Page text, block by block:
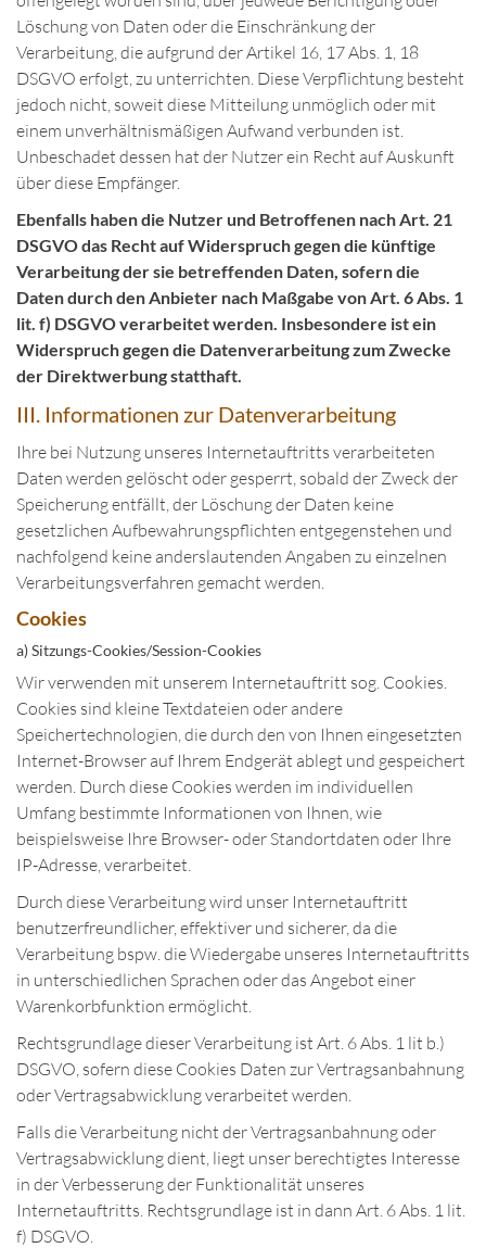
Löschung von Daten oder die Einschränkung der
Verarbeitung, die aufgrund der Artikel 16, 17 Abs. 1, 18
DSGVO erfolgt, zu unterrichten. Diese Verpflichtung besteht
jedoch nicht, soweit diese Mitteilung unmöglich oder mit
einem unverhältnismäßigen Aufwand verbunden ist.
Unbeschadet dessen hat der Nutzer ein Recht auf Auskunft
über diese Empfänger.
Ebenfalls haben die Nutzer und Betroffenen nach Art. 21
DSGVO das Recht auf Widerspruch gegen die künftige
Verarbeitung der sie betreffenden Daten, sofern die
Daten durch den Anbieter nach Maßgabe von Art. 6 Abs. 1
lit. f) DSGVO verarbeitet werden. Insbesondere ist ein
Widerspruch gegen die Datenverarbeitung zum Zwecke
der Direktwerbung statthaft.
III. Informationen zur Datenverarbeitung
Ihre bei Nutzung unseres Internetauftritts verarbeiteten
Daten werden gelöscht oder gesperrt, sobald der Zweck der
Speicherung entfällt, der Löschung der Daten keine
gesetzlichen Aufbewahrungspflichten entgegenstehen und
nachfolgend keine anderslautenden Angaben zu einzelnen
Verarbeitungsverfahren gemacht werden.
Cookies
a) Sitzungs-Cookies/Session-Cookies
Wir verwenden mit unserem Internetauftritt sog. Cookies.
Cookies sind kleine Textdateien oder andere
Speichertechnologien, die durch den von Ihnen eingesetzten
Internet-Browser auf Ihrem Endgerät ablegt und gespeichert
werden. Durch diese Cookies werden im individuellen
Umfang bestimmte Informationen von Ihnen, wie
beispielsweise Ihre Browser- oder Standortdaten oder Ihre
IP-Adresse, verarbeitet.
Durch diese Verarbeitung wird unser Internetauftritt
benutzerfreundlicher, effektiver und sicherer, da die
Verarbeitung bspw. die Wiedergabe unseres Internetauftritts
in unterschiedlichen Sprachen oder das Angebot einer
Warenkorbfunktion ermöglicht.
Rechtsgrundlage dieser Verarbeitung ist Art. 6 Abs. 1 lit b.)
DSGVO, sofern diese Cookies Daten zur Vertragsanbahnung
oder Vertragsabwicklung verarbeitet werden.
Falls die Verarbeitung nicht der Vertragsanbahnung oder
Vertragsabwicklung dient, liegt unser berechtigtes Interesse
in der Verbesserung der Funktionalität unseres
Internetauftritts. Rechtsgrundlage ist in dann Art. 6 Abs. 1 lit.
f) DSGVO.